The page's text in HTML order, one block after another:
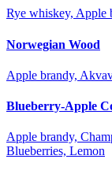
Rye whiskey, Apple
Norwegian Wood
Apple brandy,
Blueberry-Apple
Apple brandy,
Blueberries, Lemon